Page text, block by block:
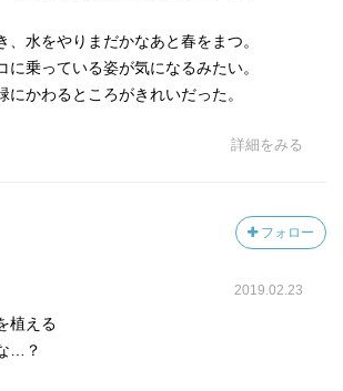
村の1年生の教科書で紹介されているので
も春と春の前が色の対比で描かれている
思いました。
にしている心象風景でもあるのかなぁと
、水をやりまだかなあと春をまつ。
に乗っている姿が気になるみたい。
にかわるところがきれいだった。
詳細をみる
フォロー
2019.02.23
植える
…？